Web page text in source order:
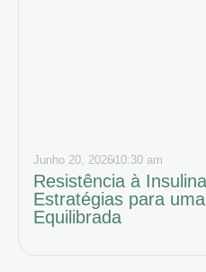
Junho 20, 202610:30 am
Resistência à
Estratégias para
Equilibrada